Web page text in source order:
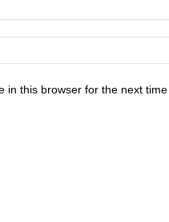
in this browser for the next time